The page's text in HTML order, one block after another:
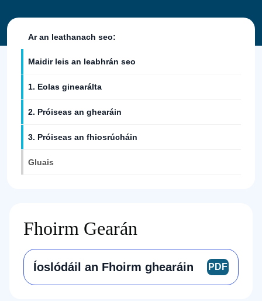
Ar an leathanach seo:
Maidir leis an leabhrán seo
1. Eolas ginearálta
2. Próiseas an ghearáin
3. Próiseas an fhiosrúcháin
Gluais
Fhoirm Gearán
Íoslódáil an Fhoirm ghearáin